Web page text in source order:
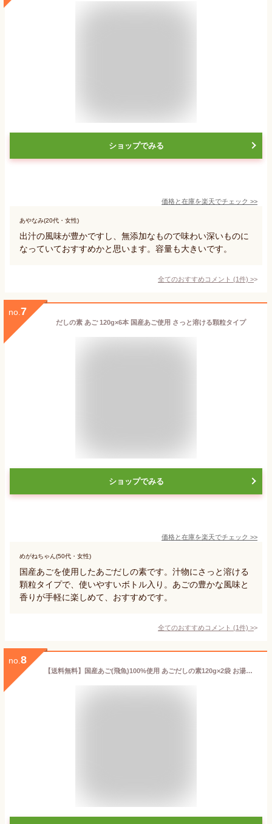
ショップでみる
価格と在庫を楽天でチェック >>
あやなみ(20代・女性)
出汁の風味が豊かですし、無添加なもので味わい深いものに
なっていておすすめかと思います。容量も大きいです。
全てのおすすめコメント (1件) >
no. 7
だしの素 あご 120g×6本 国産あご使用 さっと溶ける顆粒タイプ
ショップでみる
価格と在庫を楽天でチェック >>
めがねちゃん(50代・女性)
国産あごを使用したあごだしの素です。汁物にさっと溶ける
顆粒タイプで、使いやすいボトル入り。あごの豊かな風味と
香りが手軽に楽しめて、おすすめです。
全てのおすすめコメント (1件) >
no. 8
【送料無料】国産あご(飛魚)100%使用 あごだしの素120g×2袋 お湯に溶かすだけ サッと溶けて簡単・便利 そうめんのめんつゆに おみそ汁 鍋料理 煮物料理 炒め物 料理の隠し味に